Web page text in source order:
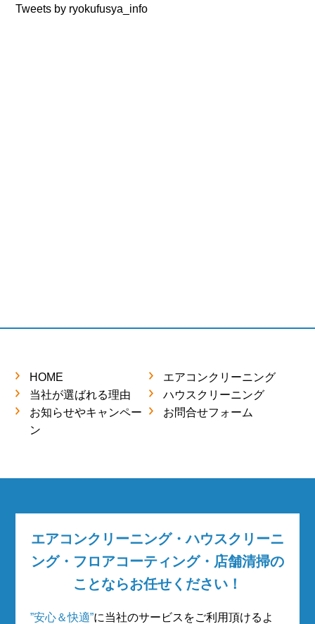
Tweets by ryokufusya_info
HOME
エアコンクリーニング
当社が選ばれる理由
ハウスクリーニング
お知らせやキャンペー
ン
お問合せフォーム
エアコンクリーニング・ハウスクリーニ
ング・フロアコーティング・店舗清掃の
ことならお任せください！
”安心＆快適”に当社のサービスをご利用頂けるよ